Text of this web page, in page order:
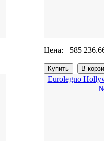
Цена: 585
Eurolegno